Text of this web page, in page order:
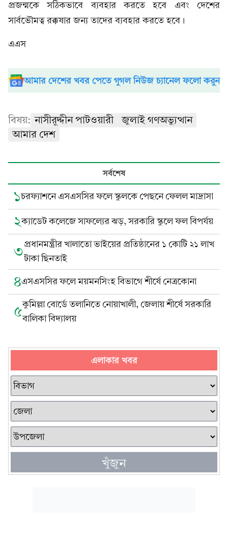
প্রজন্মকে সঠিকভাবে ব্যবহার করতে হবে এবং দেশের
সার্বভৌমত্ব রক্কষার জন্য তাদের ব্যবহার করতে হবে।
এএস
আমার দেশের খবর পেতে গুগল নিউজ চ্যানেল ফলো করুন
বিষয়: নাসীরুদ্দীন পাটওয়ারী
জুলাই গণঅভ্যুত্থান
আমার দেশ
সর্বশেষ
১চরফ্যাশনে এসএসসির ফলে স্কুলকে পেছনে ফেলল মাদ্রাসা
২ক্যাডেট কলেজে সাফল্যের ঝড়, সরকারি স্কুলে ফল বিপর্যয়
৩প্রধানমন্ত্রীর খালাতো ভাইয়ের প্রতিষ্ঠানের ১ কোটি ২১ লাখ
টাকা ছিনতাই
৪এসএসসির ফলে ময়মনসিংহ বিভাগে শীর্ষে নেত্রকোনা
৫কুমিল্লা বোর্ডে তলানিতে নোয়াখালী, জেলায় শীর্ষে সরকারি
বালিকা বিদ্যালয়
এলাকার খবর
খুঁজুন